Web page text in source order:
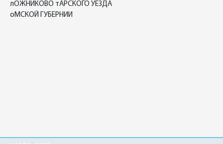
лОЖНИКОВО тАРСКОГО УЕЗДА
оМСКОЙ ГУБЕРНИИ